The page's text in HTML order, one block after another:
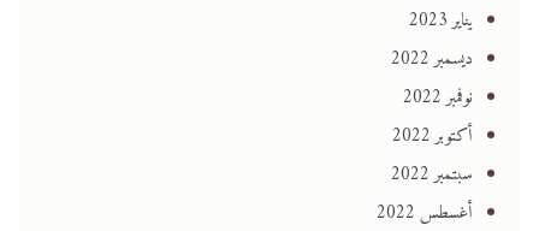
يناير 2023
ديسمبر 2022
نوفمبر 2022
أكتوبر 2022
سبتمبر 2022
أغسطس 2022